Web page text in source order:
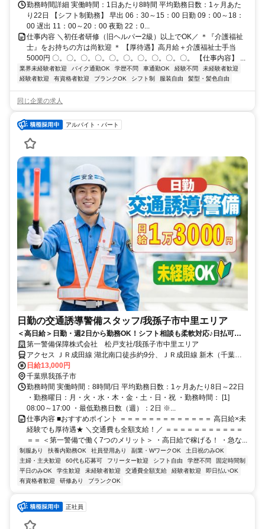
勤務時間詳細 実働時間：1日あたり8時間 平均勤務日数：1ヶ月あた
り22日 【シフト制勤務】 早出 06：30～15：00 日勤 09：00～18：
00 遅出 11：00～20：00 夜勤 22：0...
仕事内容 ＼初任者研修（旧ヘルパー2級）以上でOK／ ＊『介護福祉
士』をお持ちの方は尚歓迎 ＊ 【厚待遇】高月給＋介護福祉士手当
5000円 〇。〇。〇。〇。〇。〇。〇。〇。〇。〇。 【仕事内容】 ...
業界未経験者歓迎 バイク通勤OK 学歴不問 車通勤OK 経験不問
未経験者歓迎
経験者歓迎
有資格者歓迎 ブランクOK シフト制 服装自由 髪型・髪色自由
同じ企業の求人
アルバイト・パート
日勤の交通誘導警備スタッフ/我孫子市中里エリア
＜高日給＞日勤・週2日から勤務OK！シフト相談も柔軟対応♪日払可◎
未経験歓迎★
第一警備保障株式会社 松戸支社/我孫子市中里エリア
アクセス ＪＲ成田線 湖北南口徒歩約9分、ＪＲ成田線 新木（千葉
県）北口徒歩約30分、ＪＲ成田線 東我孫子北口徒歩約46分 直行直帰
OK＊交通費全額支給＊
日給13,000円
千葉県我孫子市
勤務時間 実働時間：8時間/日 平均勤務日数：1ヶ月あたり8日～22日
・勤務曜日：月・火・水・木・金・土・日・祝 ・勤務時間： [1]
08:00～17:00 ・最低勤務日数（週）：2日 ※...
仕事内容 ■おすすめポイント ＝＝＝＝＝＝＝＝＝＝＝＝＝ 高日給×未
経験でも厚待遇★ ＼交通費も全額支給！／ ＝＝＝＝＝＝＝＝＝＝＝
＝＝ ＜第一警備で働く7つのメリット＞ ・高日給で稼げる！ ・急な...
制服あり 扶養内勤務OK 社員登用あり 副業・WワークOK
土日祝のみOK
主婦・主夫歓迎
60代も応募可 フリーター歓迎 シフト自由 学歴不問
固定時間制
平日のみOK
学生歓迎 未経験者歓迎 交通費全額支給 経験者歓迎
即日払いOK
有資格者歓迎
研修あり ブランクOK
正社員